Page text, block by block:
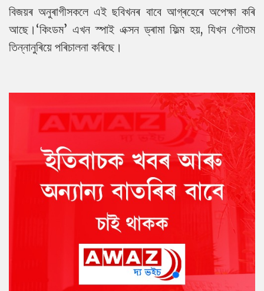
বিজয়ৰ অনুৰাগীসকলে এই ছবিখনৰ বাবে আগ্ৰহেৰে অপেক্ষা কৰি
আছে।‘কিংডম’ এখন স্পাই এক্সন ড্ৰামা ফিল্ম হয়, যিখন গৌতম
তিন্নানুৰিয়ে পৰিচালনা কৰিছে।